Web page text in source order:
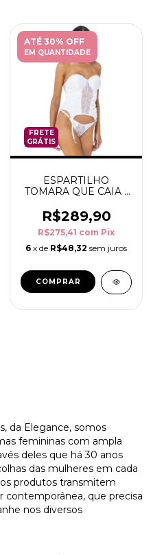
ATÉ 30% OFF
EM QUANTIDADE
FRETE
GRÁTIS
ESPARTILHO
TOMARA QUE CAIA -
R$289,90
R$275,41 com Pix
6 x de R$48,32 sem juros
COMPRAR
da Elegance, somos
femininas com ampla
deles que há 30 anos
das mulheres em cada
produtos transmitem
contemporânea, que precisa
nos diversos